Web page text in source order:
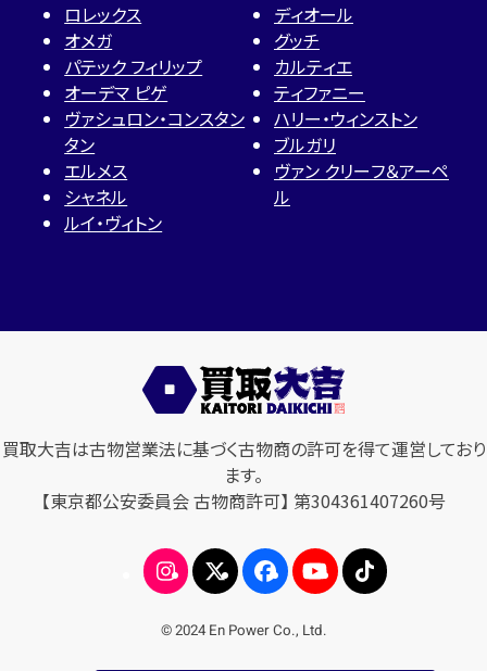
ロレックス
オメガ
パテック フィリップ
オーデマ ピゲ
ヴァシュロン・コンスタン
タン
エルメス
シャネル
ルイ・ヴィトン
ディオール
グッチ
カルティエ
ティファニー
ハリー・ウィンストン
ブルガリ
ヴァン クリーフ＆アーペ
ル
買取大吉は古物営業法に基づく古物商の許可を得て運営しており
ます。
【東京都公安委員会 古物商許可】 第304361407260号
© 2024 En Power Co., Ltd.